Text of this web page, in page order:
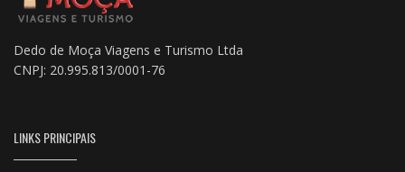
Dedo de Moça Viagens e Turismo Ltda
CNPJ: 20.995.813/0001-76
LINKS PRINCIPAIS